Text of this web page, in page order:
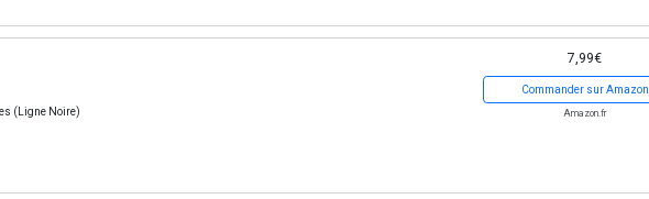
(Ligne Noire)
7,99€
Commander sur Amazon
Amazon.fr